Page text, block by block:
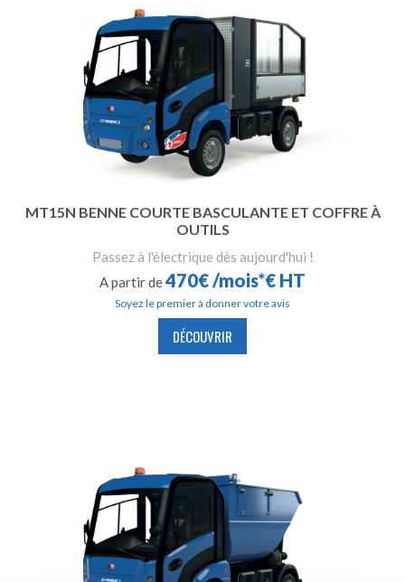
MT15N BENNE COURTE BASCULANTE ET COFFRE À
OUTILS
Passez à l'électrique dès aujourd'hui !
A partir de470€ /mois*€ HT
Soyez le premier à donner votre avis
DÉCOUVRIR